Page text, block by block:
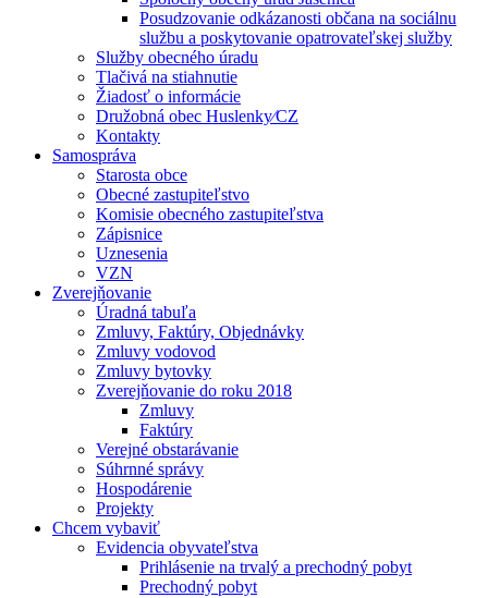
Posudzovanie odkázanosti občana na sociálnu
službu a poskytovanie opatrovateľskej služby
Služby obecného úradu
Tlačivá na stiahnutie
Žiadosť o informácie
Družobná obec Huslenky⁄CZ
Kontakty
Samospráva
Starosta obce
Obecné zastupiteľstvo
Komisie obecného zastupiteľstva
Zápisnice
Uznesenia
VZN
Zverejňovanie
Úradná tabuľa
Zmluvy, Faktúry, Objednávky
Zmluvy vodovod
Zmluvy bytovky
Zverejňovanie do roku 2018
Zmluvy
Faktúry
Verejné obstarávanie
Súhrnné správy
Hospodárenie
Projekty
Chcem vybaviť
Evidencia obyvateľstva
Prihlásenie na trvalý a prechodný pobyt
Prechodný pobyt